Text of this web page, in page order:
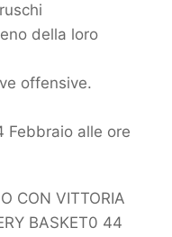
della loro
offensive.
Febbraio alle ore
CON VITTORIA
BASKET0 44